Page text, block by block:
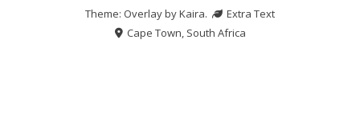
Theme: Overlay byKaira.
Extra Text
Cape Town, South Africa